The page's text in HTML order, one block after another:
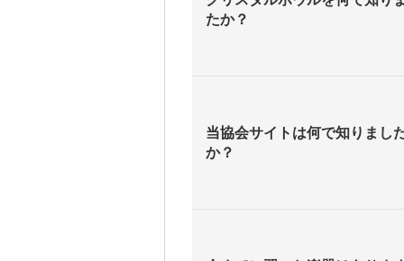
たか？
当協会サイトは何で知りまし
か？